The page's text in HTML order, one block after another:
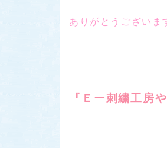
ありがとうございま
『Ｅー刺繍工房